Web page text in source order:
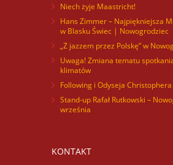
Niech żyje Maastricht!
Hans Zimmer – Najpiękniejsza
w Blasku Świec | Nowogrodziec
„Z jazzem przez Polskę” w
Uwaga! Zmiana tematu
klimatów
Following i Odyseja
Stand-up Rafał Rutkowski –
września
KONTAKT